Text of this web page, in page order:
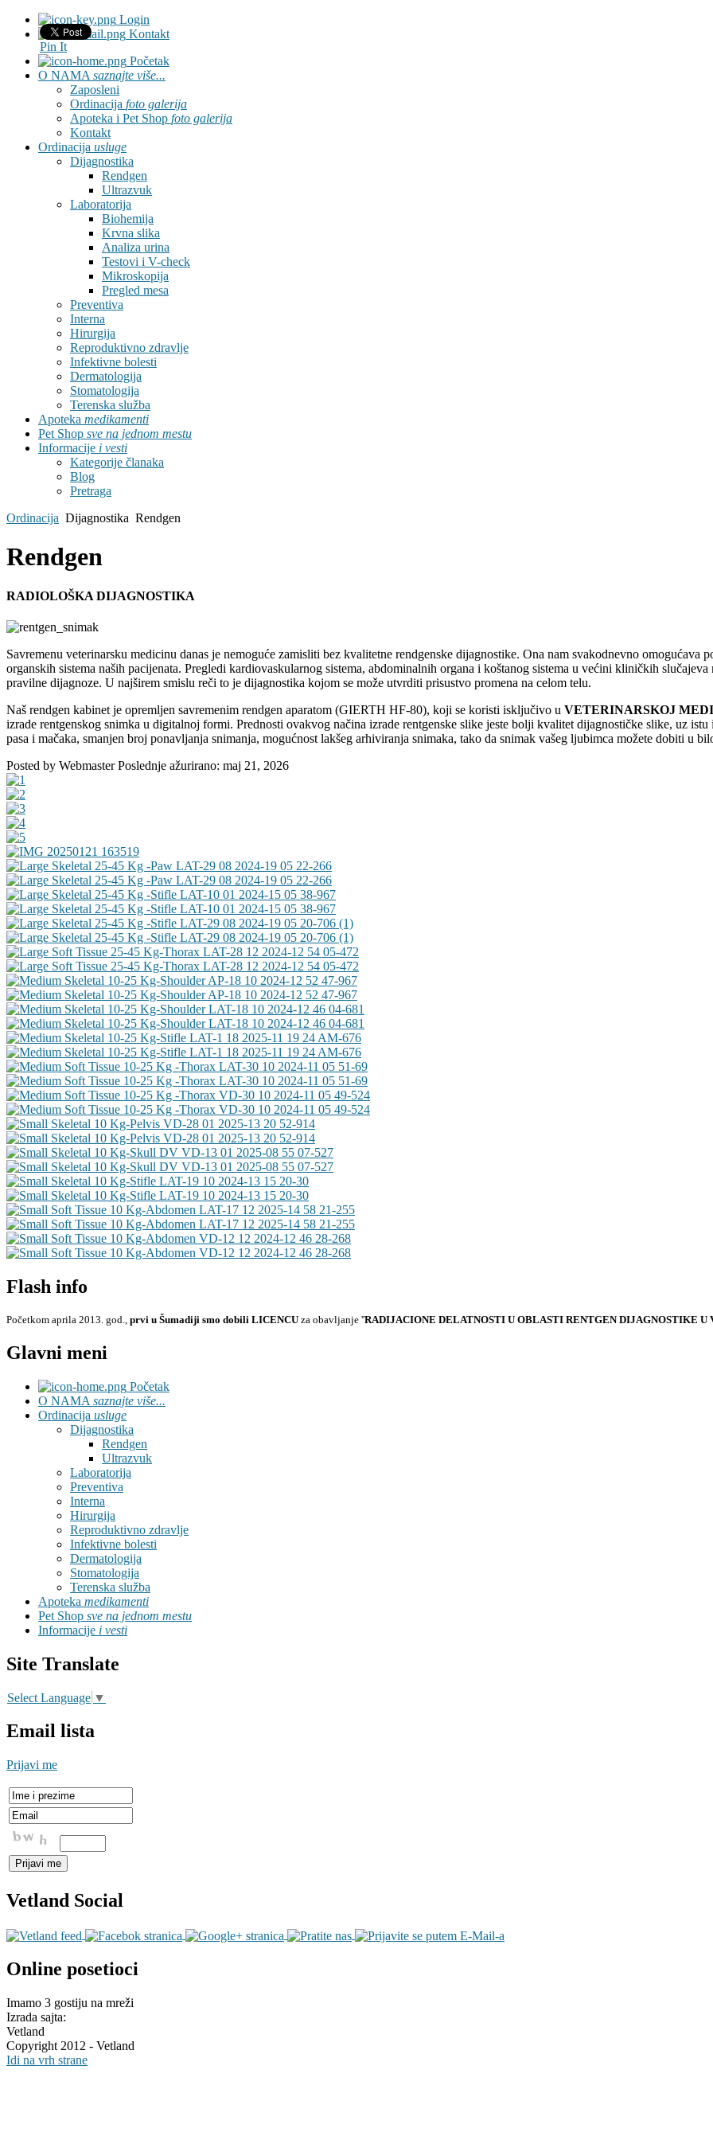
Login
Kontakt
Početak
O NAMA saznajte više...
Zaposleni
Ordinacija foto galerija
Apoteka i Pet Shop foto galerija
Kontakt
Ordinacija usluge
Dijagnostika
Rendgen
Ultrazvuk
Laboratorija
Biohemija
Krvna slika
Analiza urina
Testovi i V-check
Mikroskopija
Pregled mesa
Preventiva
Interna
Hirurgija
Reproduktivno zdravlje
Infektivne bolesti
Dermatologija
Stomatologija
Terenska služba
Apoteka medikamenti
Pet Shop sve na jednom mestu
Informacije i vesti
Kategorije članaka
Blog
Pretraga
Ordinacija Dijagnostika Rendgen
Rendgen
Pin It
RADIOLOŠKA DIJAGNOSTIKA
Savremenu veterinarsku medicinu danas je nemoguće zamisliti bez kvalitetne rendgenske dijagnostike. Ona nam svakodnevno
organskih sistema naših pacijenata. Pregledi kardiovaskularnog sistema, abdominalnih organa i koštanog sistema u većini kliničkih
pravilne dijagnoze. U najširem smislu reči to je dijagnostika kojom se može utvrditi prisustvo promena na celom telu.
Naš rendgen kabinet je opremljen savremenim rendgen aparatom (GIERTH HF-80), koji se koristi isključivo u VETERINARSKOJ
izrade rentgenskog snimka u digitalnoj formi. Prednosti ovakvog načina izrade rentgenske slike jeste bolji kvalitet dijagnostičke slike, uz
pasa i mačaka, smanjen broj ponavljanja snimanja, mogućnost lakšeg arhiviranja snimaka, tako da snimak vašeg ljubimca možete dobiti u
Posted by Webmaster Poslednje ažurirano: maj 21, 2026
Flash info
Početkom aprila 2013. god., prvi u Šumadiji smo dobili LICENCU za obavljanje ''RADIJACIONE DELATNOSTI U OBLASTI RENTGEN DIJAGNOSTIKE
Glavni meni
Početak
O NAMA saznajte više...
Ordinacija usluge
Dijagnostika
Rendgen
Ultrazvuk
Laboratorija
Preventiva
Interna
Hirurgija
Reproduktivno zdravlje
Infektivne bolesti
Dermatologija
Stomatologija
Terenska služba
Apoteka medikamenti
Pet Shop sve na jednom mestu
Informacije i vesti
Site Translate
Select Language ▼
Email lista
Prijavi me
Vetland Social
Online posetioci
Imamo 3 gostiju na mreži
Izrada sajta:
Vetland
Copyright 2012 - Vetland
Idi na vrh strane